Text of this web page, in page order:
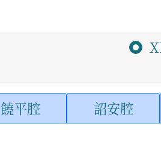
饒平腔 詔安腔